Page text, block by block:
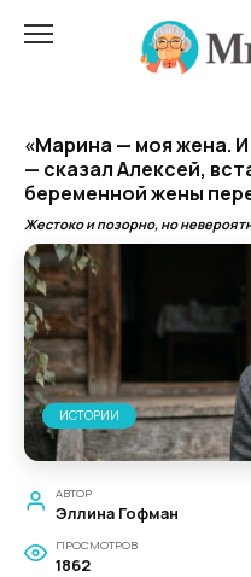
«Марина — моя жена.
— сказал Алексей,
беременной жены
Жестоко и позорно, но
ИСТОРИИ
АВТОР
Эллина Гофман
ПРОСМОТРОВ
1862